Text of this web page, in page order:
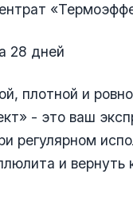
28 дней
плотной и
- это ваш
регулярном
и вернуть